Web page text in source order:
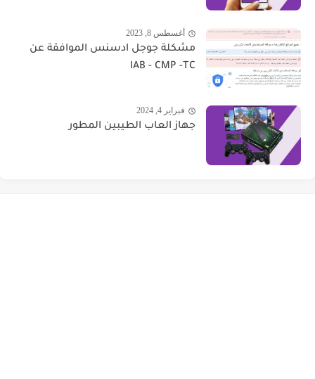
أغسطس 8, 2023
مشكلة جوجل ادسنس الموافقة عن
IAB - CMP -TC
فبراير 4, 2024
جهاز العاب الطيبين المطور